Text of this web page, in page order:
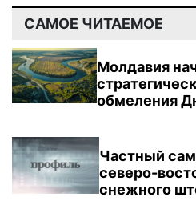
САМОЕ ЧИТАЕМОЕ
Молдавия
обмеления
Частный
северо-
снежного